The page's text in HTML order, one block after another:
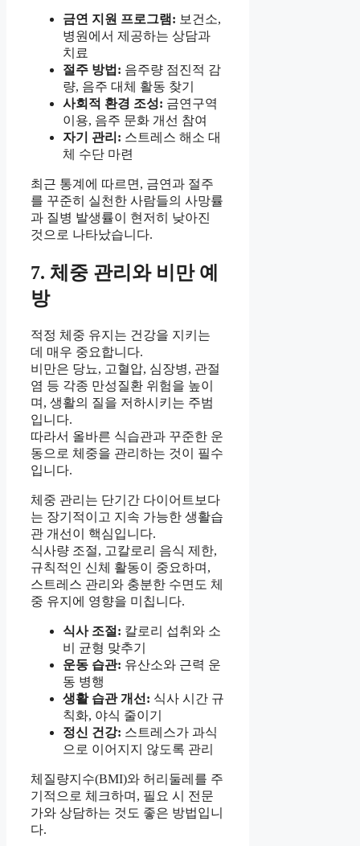
금연 지원 프로그램: 보건소,
병원에서 제공하는 상담과
치료
절주 방법: 음주량 점진적 감
량, 음주 대체 활동 찾기
사회적 환경 조성: 금연구역
이용, 음주 문화 개선 참여
자기 관리: 스트레스 해소 대
체 수단 마련
최근 통계에 따르면, 금연과 절주
를 꾸준히 실천한 사람들의 사망률
과 질병 발생률이 현저히 낮아진
것으로 나타났습니다.
7. 체중 관리와 비만 예
방
적정 체중 유지는 건강을 지키는
데 매우 중요합니다.
비만은 당뇨, 고혈압, 심장병, 관절
염 등 각종 만성질환 위험을 높이
며, 생활의 질을 저하시키는 주범
입니다.
따라서 올바른 식습관과 꾸준한 운
동으로 체중을 관리하는 것이 필수
입니다.
체중 관리는 단기간 다이어트보다
는 장기적이고 지속 가능한 생활습
관 개선이 핵심입니다.
식사량 조절, 고칼로리 음식 제한,
규칙적인 신체 활동이 중요하며,
스트레스 관리와 충분한 수면도 체
중 유지에 영향을 미칩니다.
식사 조절: 칼로리 섭취와 소
비 균형 맞추기
운동 습관: 유산소와 근력 운
동 병행
생활 습관 개선: 식사 시간 규
칙화, 야식 줄이기
정신 건강: 스트레스가 과식
으로 이어지지 않도록 관리
체질량지수(BMI)와 허리둘레를 주
기적으로 체크하며, 필요 시 전문
가와 상담하는 것도 좋은 방법입니
다.